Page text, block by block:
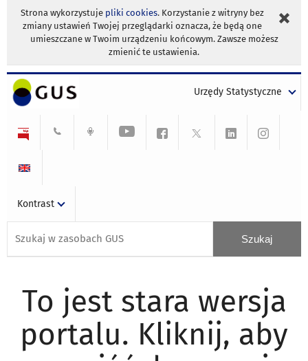
Strona wykorzystuje pliki cookies. Korzystanie z witryny bez
zmiany ustawień Twojej przeglądarki oznacza, że będą one
umieszczane w Twoim urządzeniu końcowym. Zawsze możesz
zmienić te ustawienia.
Urzędy Statystyczne
Kontrast
To jest stara wersja
portalu. Kliknij, aby